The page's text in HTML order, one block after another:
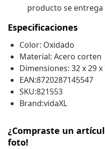
producto se
Especificaciones
Color: Oxidado
Material: Acero corten
Dimensiones: 32 x 29
EAN:8720287145547
SKU:821553
Brand:vidaXL
¿Compraste un
foto!